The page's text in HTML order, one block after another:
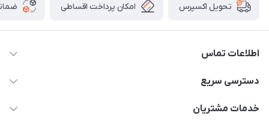
تحویل اکسپرس امکان پرداخت اقساطی
اطلاعات تماس
09171115348
دسترسی سریع
مجله فروشگاه
خدمات مشتریان